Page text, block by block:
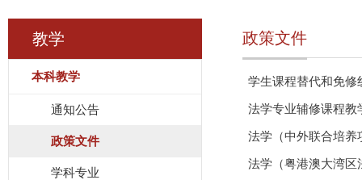
教学
本科教学
通知公告
政策文件
学科专业
政策文件
学生课程替代和免修
法学专业辅修课程教
法学（中外联合培养
法学（粤港澳大湾区